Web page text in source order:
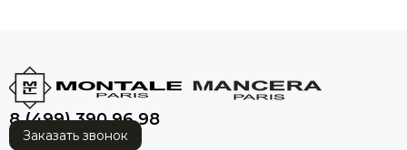
8 (499) 390 96 98
Заказать звонок